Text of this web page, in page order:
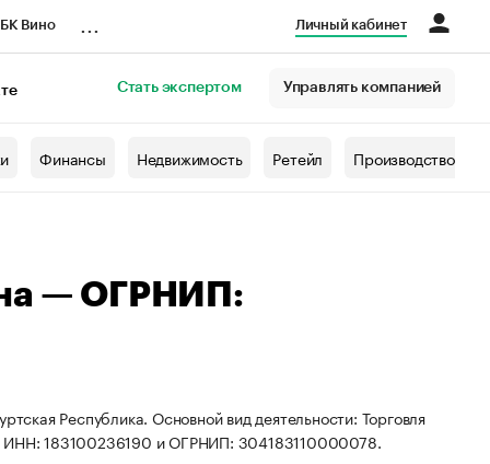
Вино Личный кабинет
Стать экспертом Управлять компанией
Финансы Недвижимость Ретейл Производство
— ОГРНИП:
Республика. Основной вид деятельности: Торговля
ИНН: 183100236190 и ОГРНИП: 304183110000078.